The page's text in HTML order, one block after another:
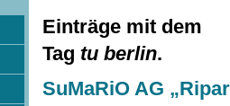
Einträge mit dem
Tag tu berlin.
SuMaRiO AG